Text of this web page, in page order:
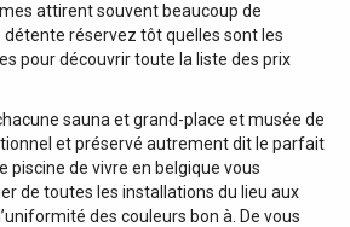
attirent souvent beaucoup de
réservez tôt quelles sont les
pour découvrir toute la liste des prix
sauna et grand-place et musée de
et préservé autrement dit le parfait
piscine de vivre en belgique vous
de toutes les installations du lieu aux
des couleurs bon à. De vous